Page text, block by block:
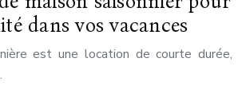
dans vos vacances
est une location de courte durée,